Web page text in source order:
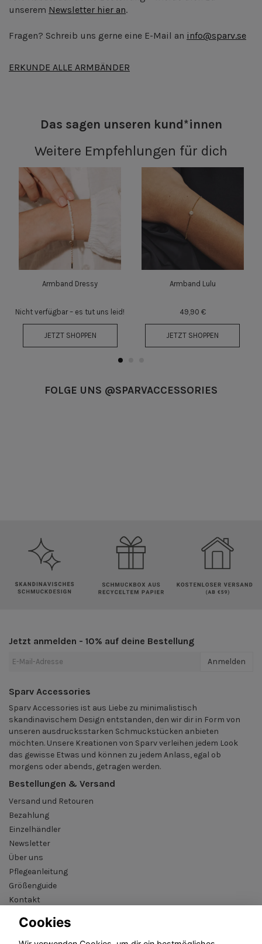
unserem Newsletter hier an.
Fragen? Schreib uns gerne eine E-Mail an info@sparv.se
ERKUNDE ALLE ARMBÄNDER
Das sagen unseren kund*innen
Weitere Empfehlungen für dich
Armband Dressy
Nicht verfügbar – es tut uns leid!
JETZT SHOPPEN
Armband Lulu
49,90 €
JETZT SHOPPEN
FOLGE UNS @SPARVACCESSORIES
Jetzt anmelden - 10% auf deine Bestellung
Anmelden
Sparv Accessories
Sparv Accessories ist aus Liebe zu minimalistisch
skandinavischem Design entstanden, den wir dir in Form von
unseren ausdrucksstarken Schmuckstücken anbieten
möchten. Unsere Kreationen von Sparv verleihen jedem Look
das gewisse Etwas und können zu jedem Anlass, egal ob
morgens oder abends, getragen werden.
Bestellungen & Versand
Versand und Retouren
Bezahlung
Einzelhändler
Newsletter
Über uns
Pflegeanleitung
Größenguide
Kontakt
B2B reseller login
Cookies